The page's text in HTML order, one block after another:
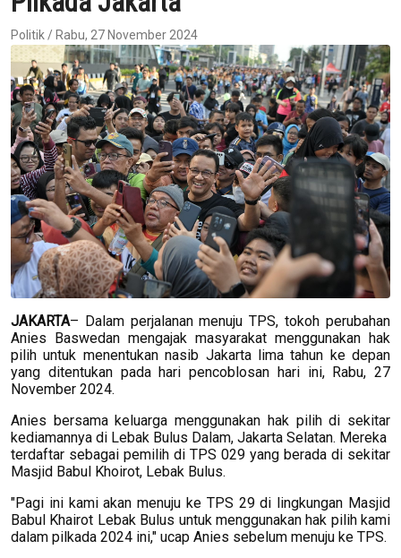
Politik / Rabu, 27 November 2024
JAKARTA– Dalam perjalanan menuju TPS, tokoh perubahan
Anies Baswedan mengajak masyarakat menggunakan hak
pilih untuk menentukan nasib Jakarta lima tahun ke depan
yang ditentukan pada hari pencoblosan hari ini, Rabu, 27
November 2024.
Anies bersama keluarga menggunakan hak pilih di sekitar
kediamannya di Lebak Bulus Dalam, Jakarta Selatan. Mereka
terdaftar sebagai pemilih di TPS 029 yang berada di sekitar
Masjid Babul Khoirot, Lebak Bulus.
"Pagi ini kami akan menuju ke TPS 29 di lingkungan Masjid
Babul Khairot Lebak Bulus untuk menggunakan hak pilih kami
dalam pilkada 2024 ini," ucap Anies sebelum menuju ke TPS.